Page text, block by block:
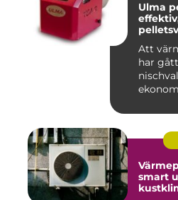
Ulma
Att
har
smart